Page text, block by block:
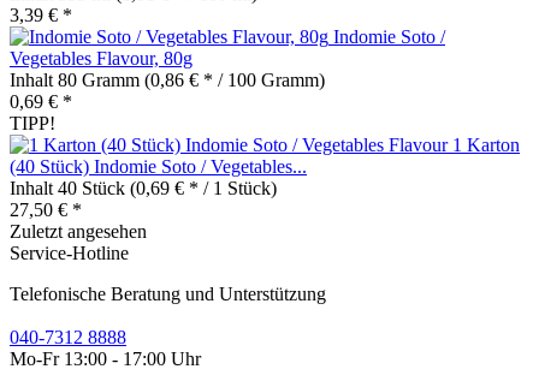
3,39 € *
Indomie Soto /
Vegetables Flavour, 80g
Inhalt 80 Gramm (0,86 € * / 100 Gramm)
0,69 € *
TIPP!
1 Karton
(40 Stück) Indomie Soto / Vegetables...
Inhalt 40 Stück (0,69 € * / 1 Stück)
27,50 € *
Zuletzt angesehen
Service-Hotline
Telefonische Beratung und Unterstützung
040-7312 8888
Mo-Fr 13:00 - 17:00 Uhr